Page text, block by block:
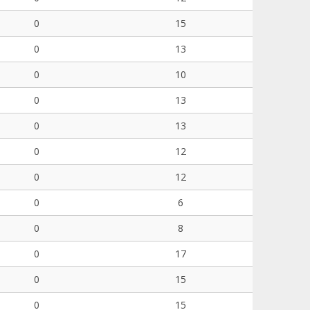
0
15
0
13
0
10
0
13
0
13
0
12
0
12
0
6
0
8
0
17
0
15
0
15